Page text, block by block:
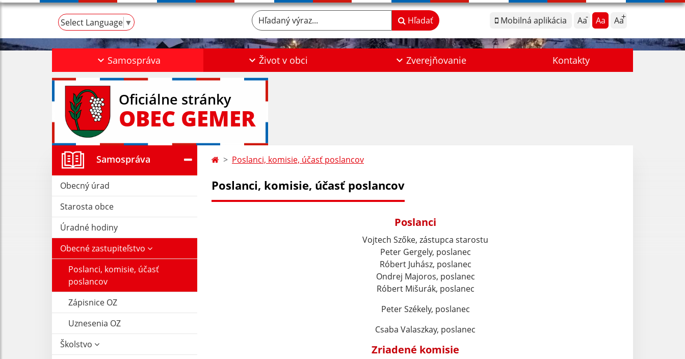
Select Language ▼ Mobilná aplikácia Aa Aa Aa
Hľadaný výraz... Hľadať
Samospráva Život v obci Zverejňovanie Kontakty
Oficiálne stránky
OBEC GEMER
Samospráva
Obecný úrad
Starosta obce
Úradné hodiny
Obecné zastupiteľstvo
Poslanci, komisie, účasť
poslancov
Zápisnice OZ
Uznesenia OZ
Školstvo
Poslanci, komisie, účasť poslancov
Poslanci, komisie, účasť poslancov
Poslanci
Vojtech Szőke, zástupca starostu
Peter Gergely, poslanec
Róbert Juhász, poslanec
Ondrej Majoros, poslanec
Róbert Mišurák, poslanec
Peter Székely, poslanec
Csaba Valaszkay, poslanec
Zriadené komisie